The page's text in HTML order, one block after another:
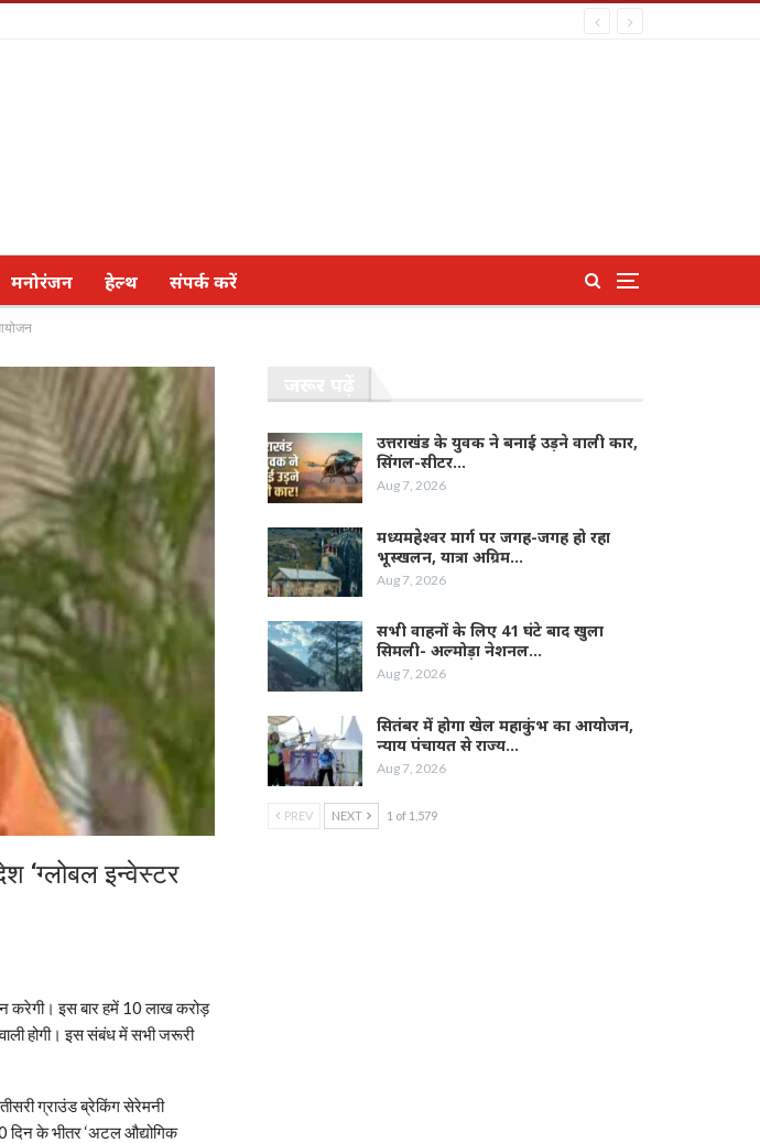
मनोरंजन हेल्थ संपर्क करें
‘ग्लोबल इन्वेस्टर
करेगी। इस बार हमें 10 लाख करोड़
होगी। इस संबंध में सभी जरूरी
ग्राउंड ब्रेकिंग सेरेमनी
दिन के भीतर ‘अटल औद्योगिक
उत्तराखंड के युवक ने बनाई उड़ने वाली कार,
सिंगल-सीटर…
Aug 7, 2026
मध्यमहेश्वर मार्ग पर जगह-जगह हो रहा
भूस्खलन, यात्रा अग्रिम…
Aug 7, 2026
सभी वाहनों के लिए 41 घंटे बाद खुला
सिमली- अल्मोड़ा नेशनल…
Aug 7, 2026
सितंबर में होगा खेल महाकुंभ का आयोजन,
न्याय पंचायत से राज्य…
Aug 7, 2026
PREV NEXT 1 of 1,579